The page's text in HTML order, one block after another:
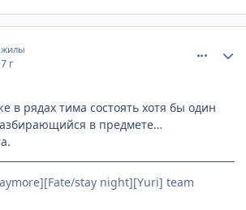
г
в рядах тима состоять хотя бы один
в предмете…
stay night][Yuri] team